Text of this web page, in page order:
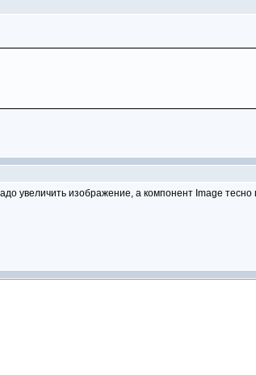
увеличить изображение, а компонент Image тесно